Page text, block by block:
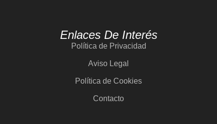
Enlaces De Interés
Política de Privacidad
Aviso Legal
Política de Cookies
Contacto